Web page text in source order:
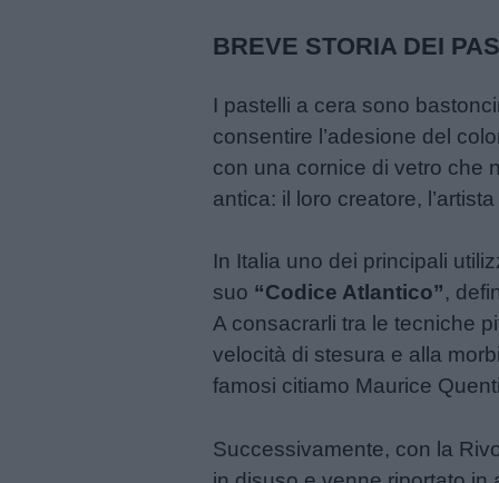
BREVE STORIA DEI
I pastelli a cera sono
consentire l’adesione del
con una cornice di vetro che
antica: il loro creatore,
In Italia uno dei principali
suo “Codice Atlantico”,
A consacrarli tra le tecniche
velocità di stesura e alla
famosi citiamo Maurice
Successivamente, con la